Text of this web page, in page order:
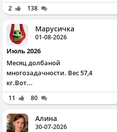
2 138
Марусичка
01-08-2026
Июль 2026
Месяц долбаной
многозадачности. Вес 57,4
кг.Вот...
11 80
Алина
30-07-2026